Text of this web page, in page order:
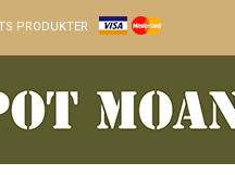
PRODUKTER